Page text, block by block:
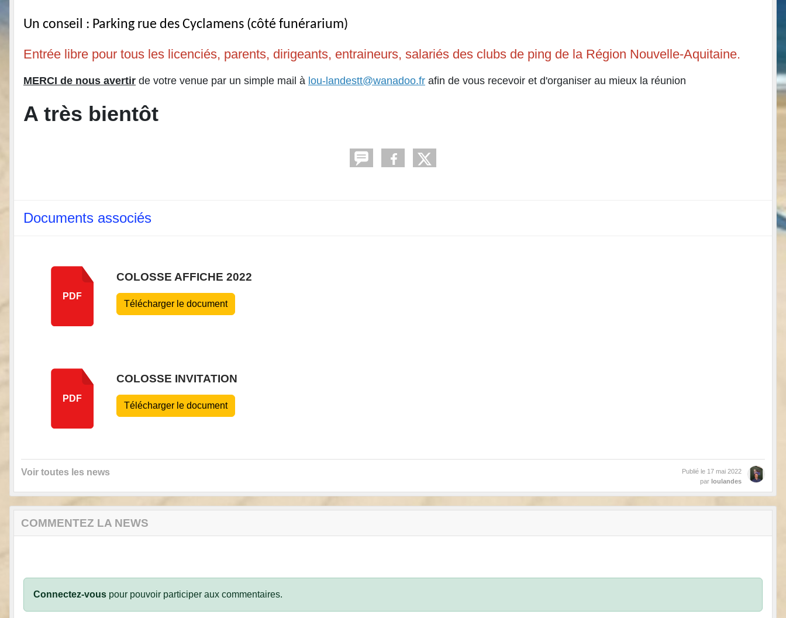
Un conseil : Parking rue des Cyclamens (côté funérarium)
Entrée libre pour tous les licenciés, parents, dirigeants, entraineurs, salariés des clubs de ping de la Région Nouvelle-Aquitaine.
MERCI de nous avertir de votre venue par un simple mail à lou-landestt@wanadoo.fr afin de vous recevoir et d'organiser au mieux la réunion
A très bientôt
Documents associés
PDF
COLOSSE AFFICHE 2022
Télécharger le document
PDF
COLOSSE INVITATION
Télécharger le document
Voir toutes les news Publié le 17 mai 2022
par loulandes
COMMENTEZ LA NEWS
Connectez-vous pour pouvoir participer aux commentaires.